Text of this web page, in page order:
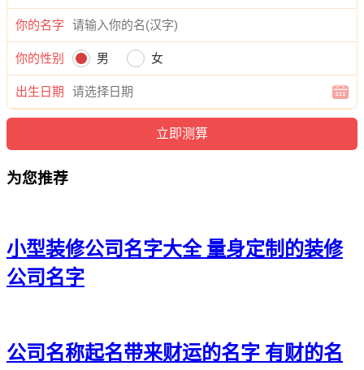
桦、雨仲、茶海、声衡、红峰、昱隆、谦科、建迅、鹰申。
你的名字
你的性别 男 女
出生日期
为您推荐
小型装修公司名字大全 量身定制的装修
公司名字
公司名称起名带来财运的名字 有财的名